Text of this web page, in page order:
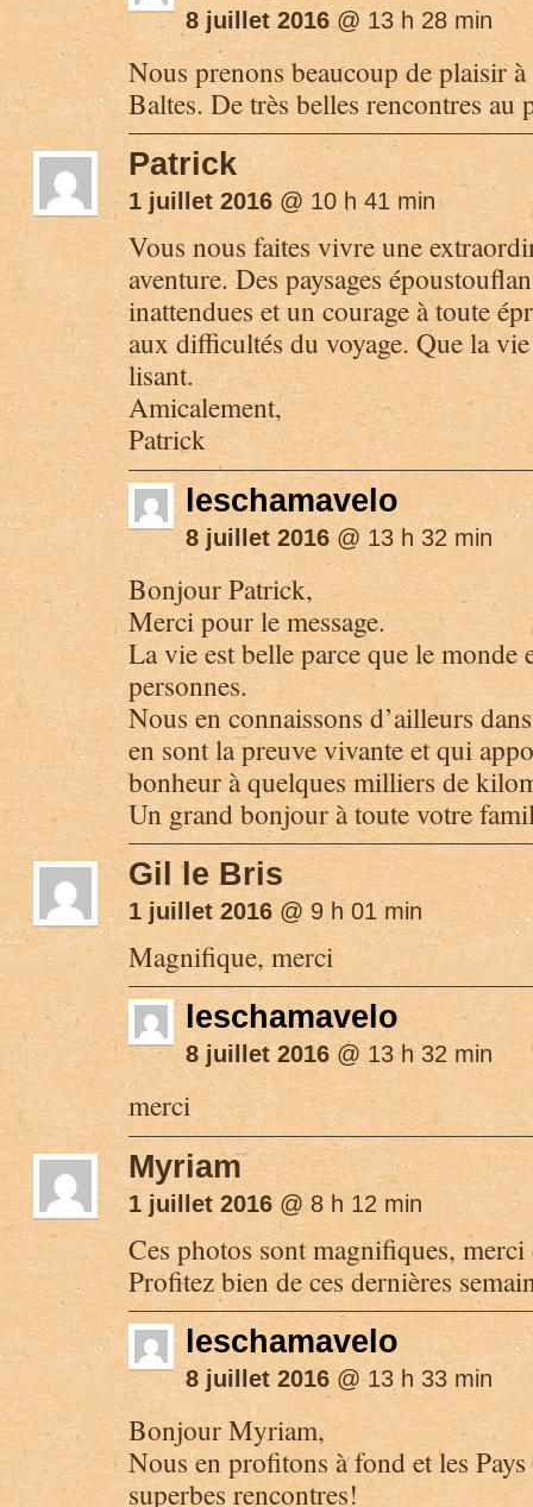
8 juillet 2016@ 13 h 28 min
Nous prenons beaucoup de plaisir à
Baltes. De très belles rencontres au
Patrick
1 juillet 2016 @ 10 h 41 min
Vous nous faites vivre une
aventure. Des paysages
inattendues et un courage à toute
aux difficultés du voyage. Que la
lisant.
Amicalement,
Patrick
leschamavelo
8 juillet 2016 @ 13 h 32 min
Bonjour Patrick,
Merci pour le message.
La vie est belle parce que le monde
personnes.
Nous en connaissons d’ailleurs
en sont la preuve vivante et qui
bonheur à quelques milliers de
Un grand bonjour à toute votre
Gil le Bris
1 juillet 2016@ 9 h 01 min
Magnifique, merci
leschamavelo
8 juillet 2016 @ 13 h 32 min
merci
Myriam
1 juillet 2016 @ 8 h 12 min
Ces photos sont magnifiques, merci
Profitez bien de ces dernières
leschamavelo
8 juillet 2016 @ 13 h 33 min
Bonjour Myriam,
Nous en profitons à fond et les
superbes rencontres!